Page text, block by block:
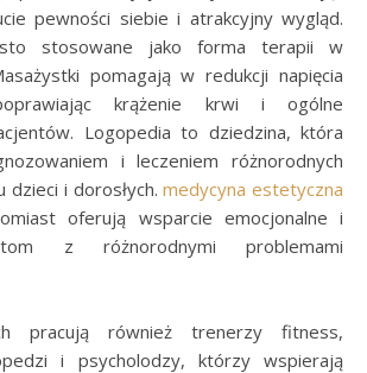
pewności siebie i atrakcyjny wygląd.
stosowane jako forma terapii w
pomagają w redukcji napięcia
krążenie krwi i ogólne
Logopedia to dziedzina, która
i leczeniem różnorodnych
dzieci i dorosłych.medycyna estetyczna
oferują wsparcie emocjonalne i
z różnorodnymi problemami
pracują również trenerzy fitness,
i psycholodzy, którzy wspierają